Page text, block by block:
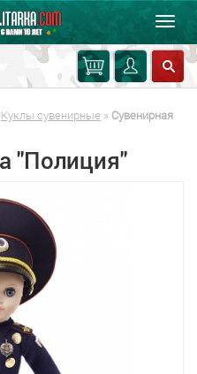
Куклы сувенирные » Сувенирная
"Полиция"